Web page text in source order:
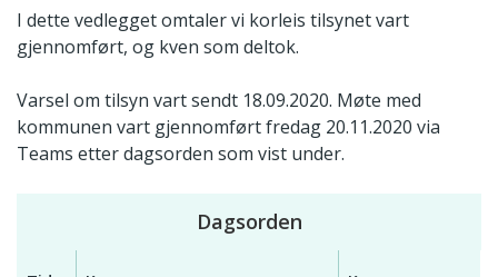
I dette vedlegget omtaler vi korleis tilsynet vart
gjennomført, og kven som deltok.
Varsel om tilsyn vart sendt 18.09.2020. Møte med
kommunen vart gjennomført fredag 20.11.2020 via
Teams etter dagsorden som vist under.
Dagsorden